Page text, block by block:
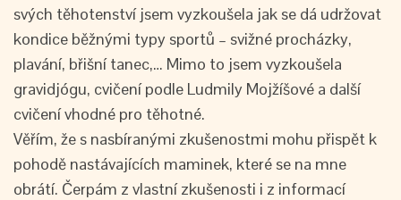
svých těhotenství jsem vyzkoušela jak se dá udržovat
kondice běžnými typy sportů – svižné procházky,
plavání, břišní tanec,… Mimo to jsem vyzkoušela
gravidjógu, cvičení podle Ludmily Mojžíšové a další
cvičení vhodné pro těhotné.
Věřím, že s nasbíranými zkušenostmi mohu přispět k
pohodě nastávajících maminek, které se na mne
obrátí. Čerpám z vlastní zkušenosti i z informací